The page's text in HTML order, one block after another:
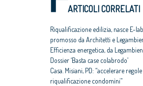
ARTICOLI CORRELATI
Riqualificazione edilizia, nasce E-
promosso da Architetti e
Efficienza energetica, da
Dossier ‘Basta case colabrodo’
Casa. Misiani, PD: “accelerare
riqualificazione condomìni”